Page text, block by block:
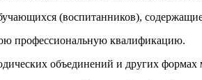
(воспитанников),
профессиональную квалификацию.
объединений и других